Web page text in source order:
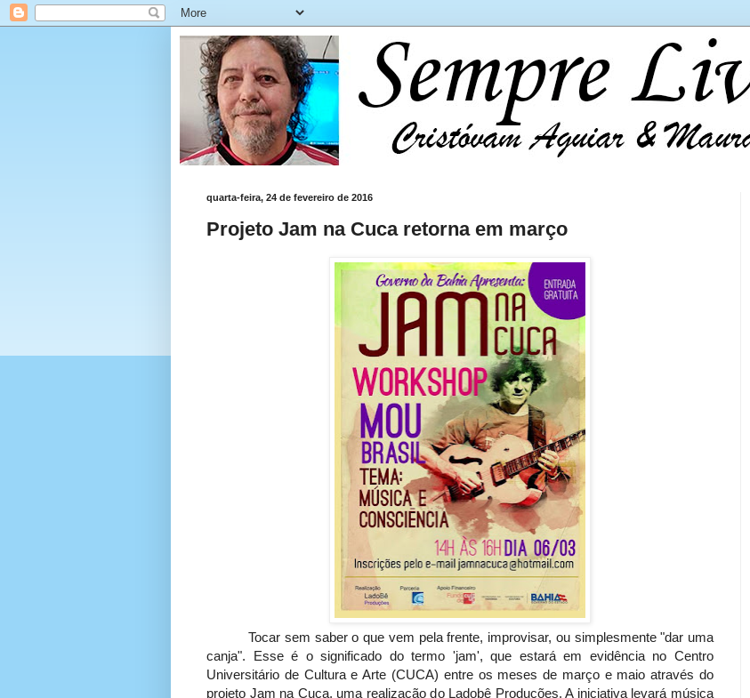
quarta-feira, 24 de fevereiro de 2016
Projeto Jam na Cuca retorna em março
Tocar sem saber o que vem pela frente, improvisar, ou simplesmente "dar uma
canja". Esse é o significado do termo 'jam', que estará em evidência no Centro
Universitário de Cultura e Arte (CUCA) entre os meses de março e maio através do
projeto Jam na Cuca, uma realização do Ladobê Produções. A iniciativa levará música